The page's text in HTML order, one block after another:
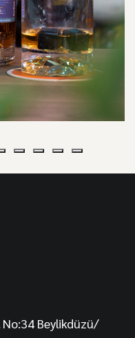
Beylikdüzü/